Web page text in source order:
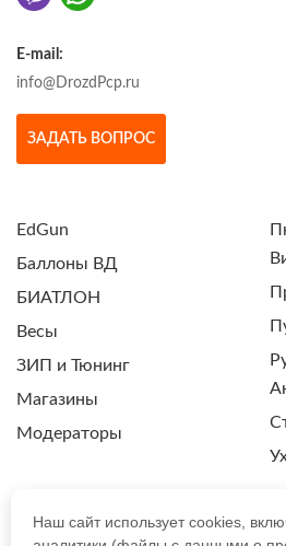
E-mail:
info@DrozdPcp.ru
ЗАДАТЬ ВОПРОС
EdGun
Баллоны ВД
БИАТЛОН
Весы
ЗИП и Тюнинг
Магазины
Модераторы
Наш сайт использует cookies,